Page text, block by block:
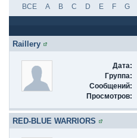
ВСЕ A B C D E F G
Raillery
Дата:
Группа:
Сообщений:
Просмотров:
RED-BLUE WARRIORS